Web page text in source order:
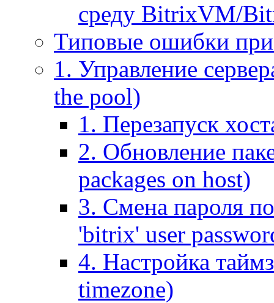
среду BitrixVM/
Типовые ошибки при
1. Управление
the pool)
1. Перезапуск
2. Обновление
packages on host)
3. Смена пароля
'bitrix' user
4. Настройка
timezone)